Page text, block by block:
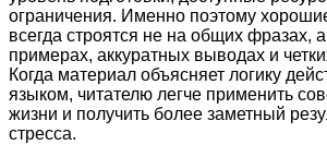
ограничения. Именно поэтому
всегда строятся не на общих фразах,
примерах, аккуратных выводах и
Когда материал объясняет логику
языком, читателю легче применить
жизни и получить более заметный
стресса.